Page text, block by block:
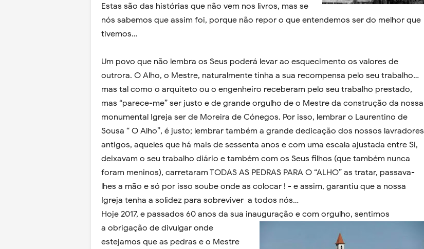
Estas são das histórias que não vem nos livros, mas se
nós sabemos que assim foi, porque não repor o que entendemos ser do melhor que
tivemos…
Um povo que não lembra os Seus poderá levar ao esquecimento os valores de
outrora. O Alho, o Mestre, naturalmente tinha a sua recompensa pelo seu trabalho…
mas tal como o arquiteto ou o engenheiro receberam pelo seu trabalho prestado,
mas “parece-me” ser justo e de grande orgulho de o Mestre da construção da nossa
monumental Igreja ser de Moreira de Cónegos. Por isso, lembrar o Laurentino de
Sousa “ O Alho”, é justo; lembrar também a grande dedicação dos nossos lavradores
antigos, aqueles que há mais de sessenta anos e com uma escala ajustada entre Si,
deixavam o seu trabalho diário e também com os Seus filhos (que também nunca
foram meninos), carretaram TODAS AS PEDRAS PARA O “ALHO” as tratar, passava-
lhes a mão e só por isso soube onde as colocar ! - e assim, garantiu que a nossa
Igreja tenha a solidez para sobreviver a todos nós…
Hoje 2017, e passados 60 anos da sua inauguração e com orgulho, sentimos
a obrigação de divulgar onde
estejamos que as pedras e o Mestre